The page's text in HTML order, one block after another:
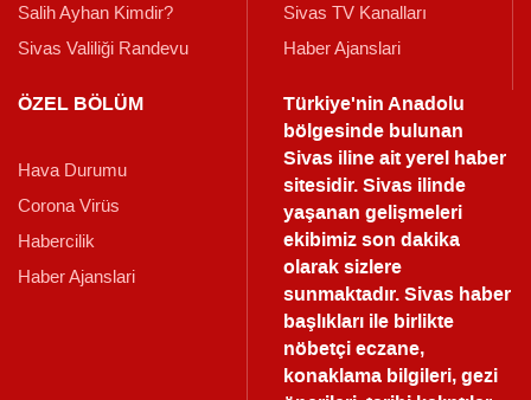
Salih Ayhan Kimdir?
Sivas Valiliği Randevu
Sivas TV Kanalları
Haber Ajanslari
ÖZEL BÖLÜM
Hava Durumu
Corona Virüs
Habercilik
Haber Ajanslari
Türkiye'nin Anadolu
bölgesinde bulunan
Sivas iline ait yerel haber
sitesidir. Sivas ilinde
yaşanan gelişmeleri
ekibimiz son dakika
olarak sizlere
sunmaktadır.Sivas haber
başlıkları ile birlikte
nöbetçi eczane,
konaklama bilgileri, gezi